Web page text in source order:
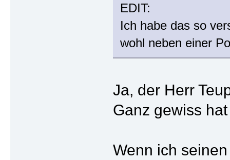
EDIT:
Ich habe das so
wohl neben einer
Ja, der Herr
Ganz gewiss
Wenn ich